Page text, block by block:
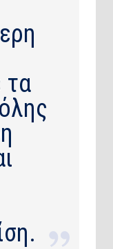
τα